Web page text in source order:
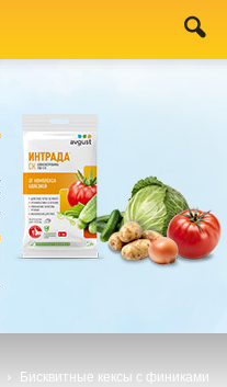
Бисквитные кексы с финиками